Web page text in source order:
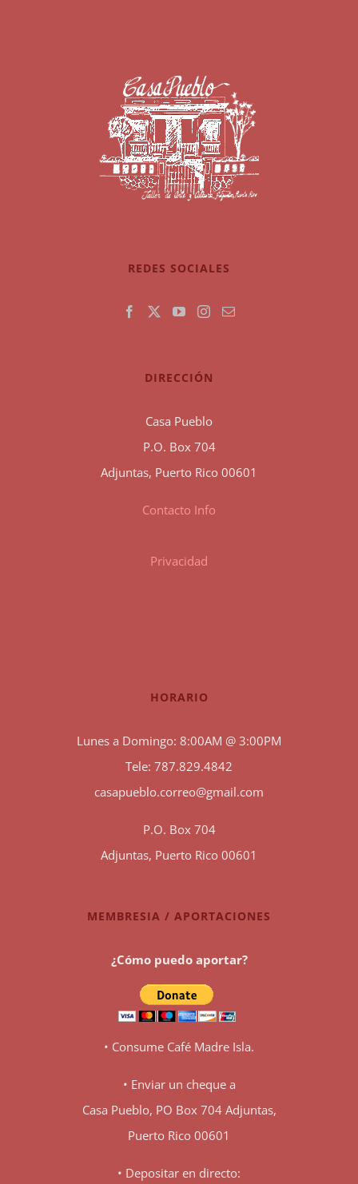
REDES SOCIALES
DIRECCIÓN
Casa Pueblo
P.O. Box 704
Adjuntas, Puerto Rico 00601
Contacto Info
Privacidad
HORARIO
Lunes a Domingo: 8:00AM @ 3:00PM
Tele: 787.829.4842
casapueblo.correo@gmail.com
P.O. Box 704
Adjuntas, Puerto Rico 00601
MEMBRESIA / APORTACIONES
¿Cómo puedo aportar?
• Consume Café Madre Isla.
• Enviar un cheque a
Casa Pueblo, PO Box 704 Adjuntas,
Puerto Rico 00601
• Depositar en directo: